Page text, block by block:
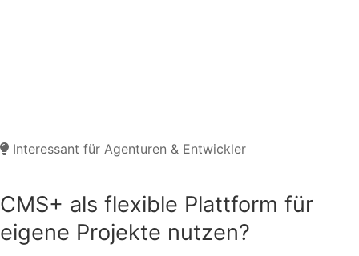
Interessant für Agenturen & Entwickler
CMS+ als flexible Plattform für
eigene Projekte nutzen?